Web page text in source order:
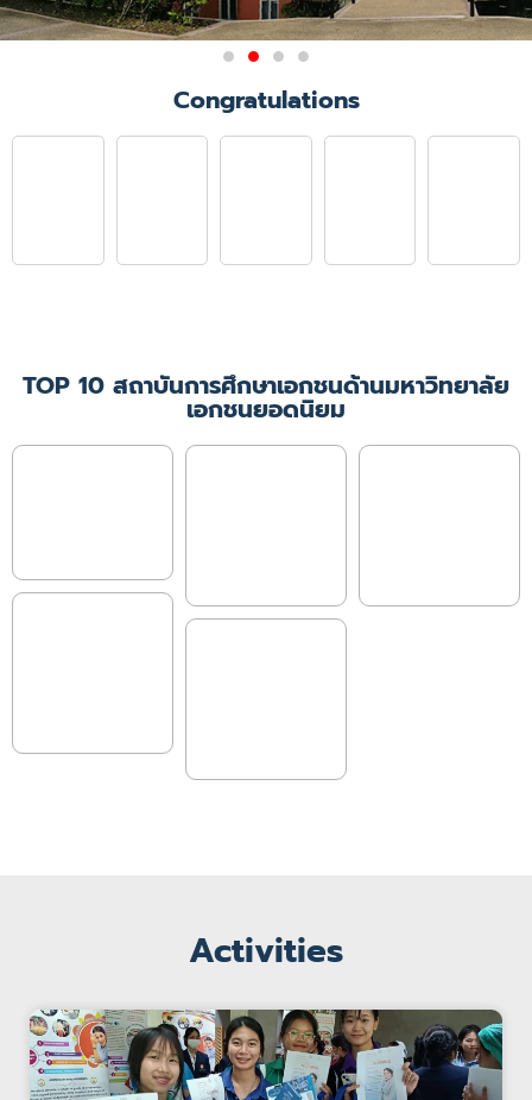
ผลการรับรองสถาบันการศึกษา
วิชาการพยาบาลและการ
ผดุงครรภ์
รับรองคณะพยาบาลศาสตร์
(ปีการศึกษา 2564 - 2567)
เพิ่มเติม
Congratulations
TOP 10 สถาบันการศึกษาเอกชนด้านมหาวิทยาลัย
เอกชนยอดนิยม
Activities